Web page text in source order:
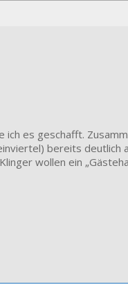
es geschafft.
bereits deutlich
wollen ein